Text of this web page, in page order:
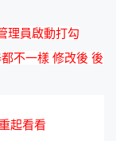
理員啟動打勾
不一樣 修改後 後
起看看